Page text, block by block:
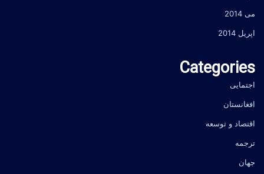
می 2014
اپریل 2014
Categories
اجتمایی
افغانستان
اقتصاد و توسعه
ترجمه
جهان